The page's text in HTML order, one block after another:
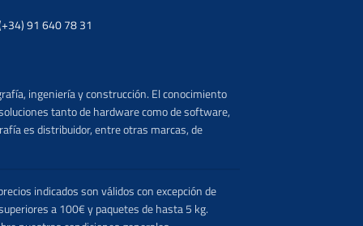
91 640 78 31
ingeniería y construcción. El conocimiento
tanto de hardware como de software,
es distribuidor, entre otras marcas, de
indicados son válidos con excepción de
a 100€ y paquetes de hasta 5 kg.